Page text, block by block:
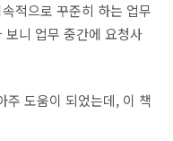
적으로 꾸준히 하는 업무
니 업무 중간에 요청사
주 도움이 되었는데, 이 책